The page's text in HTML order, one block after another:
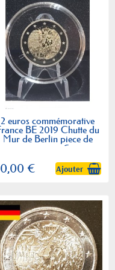
2 euros commémorative
BE 2019 Chutte du
Mur de Berlin piece de
monnaie €
€ Ajouter